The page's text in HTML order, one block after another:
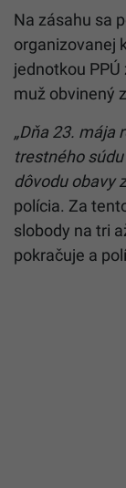
Na zásahu sa
organizovanej
jednotkou
muž obvinený
„Dňa 23. mája
trestného
dôvodu obavy
polícia. Za
slobody na tri
pokračuje a